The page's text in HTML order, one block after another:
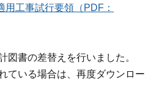
用工事試行要領（PDF：
図書の差替えを行いました。
ている場合は、再度ダウンロー